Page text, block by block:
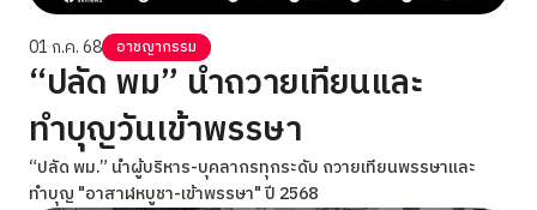
01 ก.ค. 68 อาชญากรรม
“ปลัด พม” นำถวายเทียนและ
ทำบุญวันเข้าพรรษา
“ปลัด พม.” นำผู้บริหาร-บุคลากรทุกระดับ ถวายเทียนพรรษาและ
ทำบุญ "อาสาฬหบูชา-เข้าพรรษา" ปี 2568